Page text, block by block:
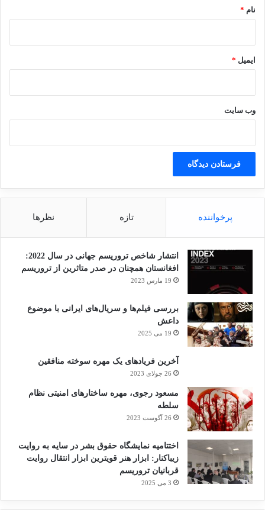
القاعده
کپی لینک
نام *
ایمیل *
وب‌ سایت
پرخواننده تازه نظرها
انتشار شاخص تروریسم جهانی در سال 2022:
افغانستان همچنان در صدر متاثرین از تروریسم
19 مارس 2023
بررسی فیلم‌ها و سریال‌های ایرانی با موضوع
داعش
19 می 2025
آخرین فریادهای یک مهره سوخته منافقین
26 جولای 2023
مسعود رجوی، مهره ساختارهای امنیتی نظام
سلطه
26 آگوست 2023
اختتامیه نمایشگاه حقوق بشر در سایه به روایت
زیباکنار: ابزار هنر قویترین ابزار انتقال روایت
قربانیان تروریسم
3 می 2025